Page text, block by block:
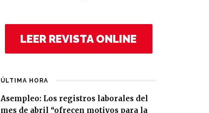
LEER REVISTA ONLINE
ÚLTIMA HORA
Asempleo: Los registros laborales del
mes de abril “ofrecen motivos para la